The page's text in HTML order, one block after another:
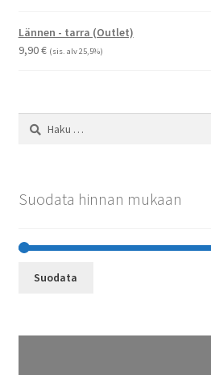
-
29,90 €
Lännen - tarra (Outlet)
9,90€ (sis. alv 25,5%)
Haku:
Suodata hinnan mukaan
Suodata